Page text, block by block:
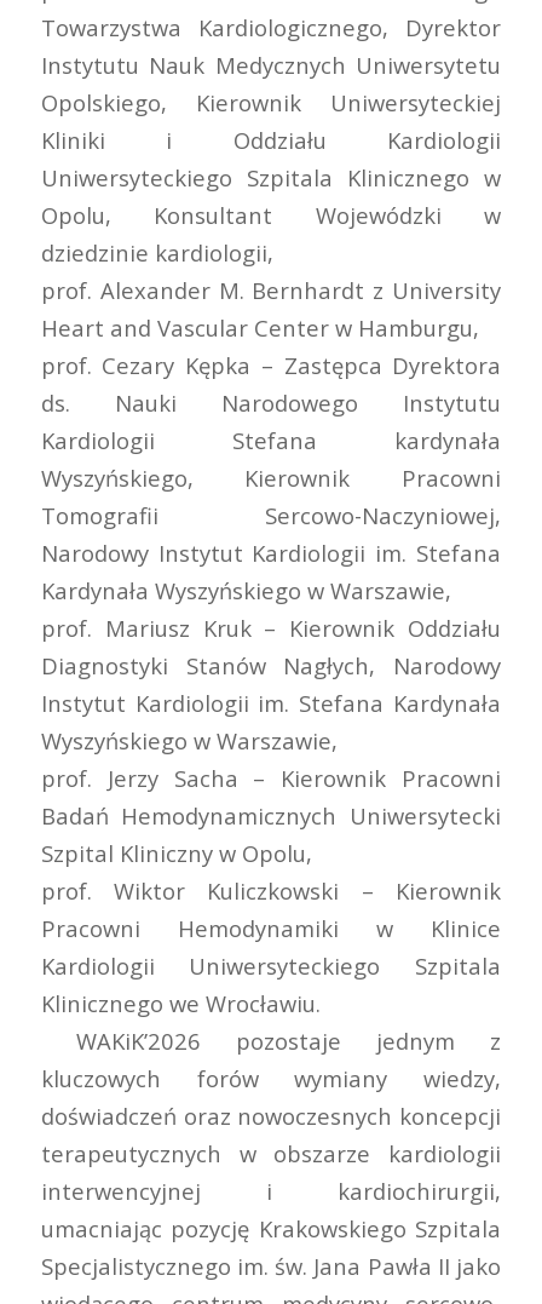
Towarzystwa Kardiologicznego, Dyrektor
Instytutu Nauk Medycznych Uniwersytetu
Opolskiego, Kierownik Uniwersyteckiej
Kliniki i Oddziału Kardiologii
Uniwersyteckiego Szpitala Klinicznego w
Opolu, Konsultant Wojewódzki w
dziedzinie kardiologii,
prof. Alexander M. Bernhardt z University
Heart and Vascular Center w Hamburgu,
prof. Cezary Kępka – Zastępca Dyrektora
ds. Nauki Narodowego Instytutu
Kardiologii Stefana kardynała
Wyszyńskiego, Kierownik Pracowni
Tomografii Sercowo-Naczyniowej,
Narodowy Instytut Kardiologii im. Stefana
Kardynała Wyszyńskiego w Warszawie,
prof. Mariusz Kruk – Kierownik Oddziału
Diagnostyki Stanów Nagłych, Narodowy
Instytut Kardiologii im. Stefana Kardynała
Wyszyńskiego w Warszawie,
prof. Jerzy Sacha – Kierownik Pracowni
Badań Hemodynamicznych Uniwersytecki
Szpital Kliniczny w Opolu,
prof. Wiktor Kuliczkowski – Kierownik
Pracowni Hemodynamiki w Klinice
Kardiologii Uniwersyteckiego Szpitala
Klinicznego we Wrocławiu.
WAKiK’2026 pozostaje jednym z
kluczowych forów wymiany wiedzy,
doświadczeń oraz nowoczesnych koncepcji
terapeutycznych w obszarze kardiologii
interwencyjnej i kardiochirurgii,
umacniając pozycję Krakowskiego Szpitala
Specjalistycznego im. św. Jana Pawła II jako